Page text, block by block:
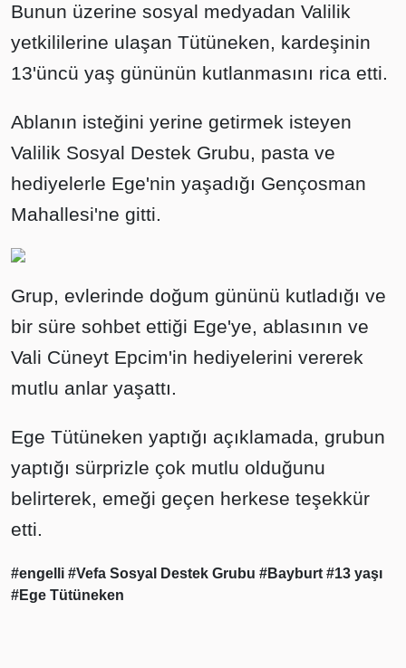
Bunun üzerine sosyal medyadan Valilik
yetkililerine ulaşan Tütüneken, kardeşinin
13'üncü yaş gününün kutlanmasını rica etti.
Ablanın isteğini yerine getirmek isteyen
Valilik Sosyal Destek Grubu, pasta ve
hediyelerle Ege'nin yaşadığı Gençosman
Mahallesi'ne gitti.
Grup, evlerinde doğum gününü kutladığı ve
bir süre sohbet ettiği Ege'ye, ablasının ve
Vali Cüneyt Epcim'in hediyelerini vererek
mutlu anlar yaşattı.
Ege Tütüneken yaptığı açıklamada, grubun
yaptığı sürprizle çok mutlu olduğunu
belirterek, emeği geçen herkese teşekkür
etti.
#engelli #Vefa Sosyal Destek Grubu #Bayburt #13 yaşı
#Ege Tütüneken